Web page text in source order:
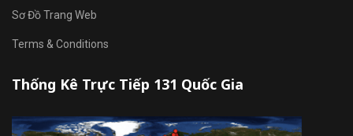
Sơ Đồ Trang Web
Terms & Conditions
Thống Kê Trực Tiếp 131 Quốc Gia